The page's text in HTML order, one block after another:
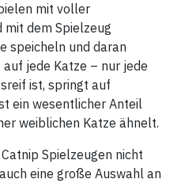
mit voller
mit dem Spielzeug
speicheln und daran
jede Katze – nur jede
ist, springt auf
ein wesentlicher Anteil
weiblichen Katze ähnelt.
Spielzeugen nicht
eine große Auswahl an